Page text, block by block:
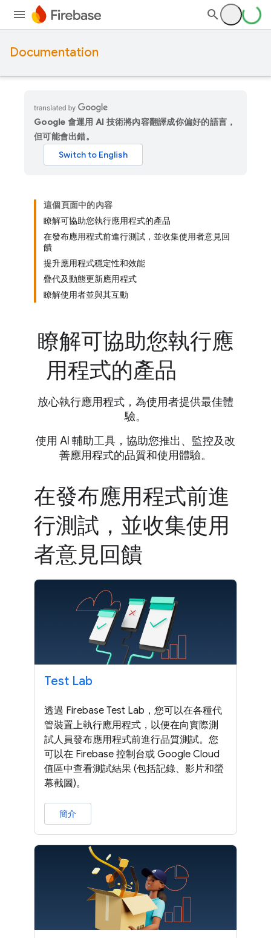
Documentation
Google 會運用 AI 技術將內容翻譯成你偏好的語言，
但可能會出錯。
這個頁面中的內容
瞭解可協助您執行應用程式的產品
在發布應用程式前進行測試，並收集使用者意見回
饋
提升應用程式穩定性和效能
疊代及動態更新應用程式
瞭解使用者並與其互動
瞭解可協助您執行應
用程式的產品
放心執行應用程式，為使用者提供最佳體
驗。
使用 AI 輔助工具，協助您推出、監控及改
善應用程式的品質和使用體驗。
在發布應用程式前進
行測試，並收集使用
者意見回饋
Test Lab
透過 Firebase Test Lab，您可以在各種代
管裝置上執行應用程式，以便在向實際測
試人員發布應用程式前進行品質測試。您
可以在 Firebase 控制台或 Google Cloud
值區中查看測試結果 (包括記錄、影片和螢
幕截圖)。
簡介